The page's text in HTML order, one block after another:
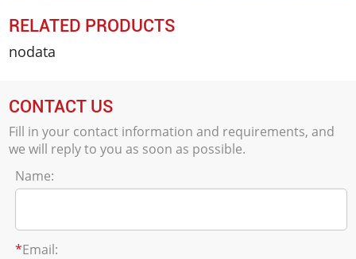
RELATED PRODUCTS
nodata
CONTACT US
Fill in your contact information and requirements, and
we will reply to you as soon as possible.
Name:
*Email: